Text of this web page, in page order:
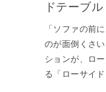
ドテーブル
「ソファの前
のが面倒くさ
ションが、ロ
る「ローサイ